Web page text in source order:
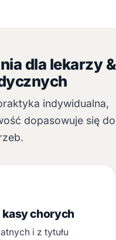
dla lekarzy &
indywidualna,
dopasowuje się do
kasy chorych
i z tytułu